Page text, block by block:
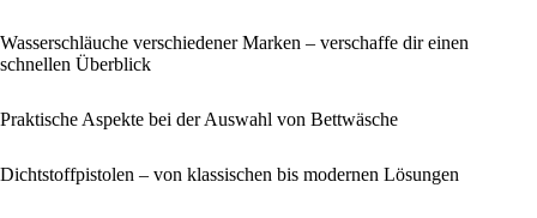
Wasserschläuche verschiedener Marken – verschaffe dir einen
schnellen Überblick
Praktische Aspekte bei der Auswahl von Bettwäsche
Dichtstoffpistolen – von klassischen bis modernen Lösungen